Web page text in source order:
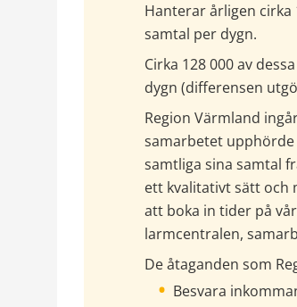
Hanterar årligen cirka
samtal per dygn.
Cirka 128 000 av
dygn (differensen
Region Värmland
samarbetet
samtliga sina samtal
ett kvalitativt sätt och
att boka in tider på
larmcentralen,
De åtaganden som
Besvara